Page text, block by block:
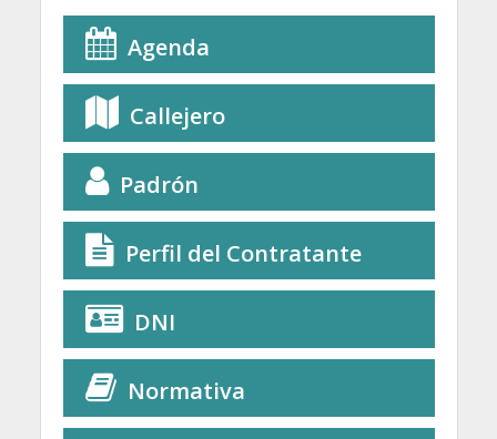
Agenda
Callejero
Padrón
Perfil del Contratante
DNI
Normativa